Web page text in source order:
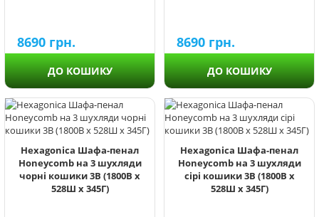
8690 грн.
ДО КОШИКУ
8690 грн.
ДО КОШИКУ
Hexagonica Шафа-пенал
Honeycomb на 3 шухляди
чорні кошики 3В (1800В х
528Ш х 345Г)
Hexagonica Шафа-пенал
Honeycomb на 3 шухляди
сірі кошики 3В (1800В х
528Ш х 345Г)